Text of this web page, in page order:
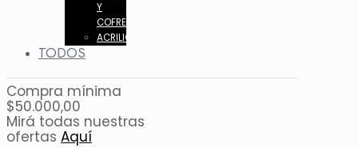
Y
COFRES
ACRILICO
TODOS
Compra mínima
$50.000,00
Mirá todas nuestras
ofertas Aquí